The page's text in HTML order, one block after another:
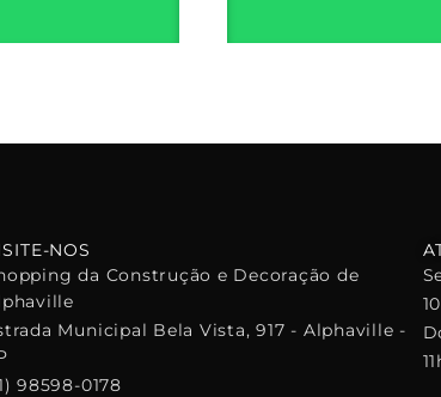
NOS
da Construção e Decoração de
Municipal Bela Vista, 917 - Alphaville -
98598-0178